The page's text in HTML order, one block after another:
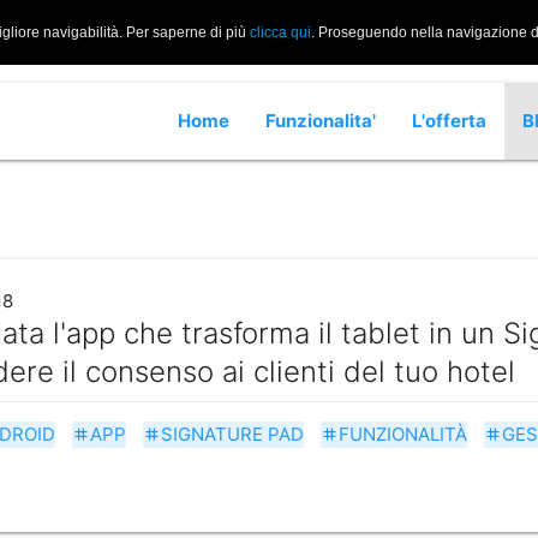
navigabilità. Per saperne di più clicca qui. Proseguendo nella navigazione
Home Funzionalita' L'offerta
l'app che trasforma il tablet in un
il consenso ai clienti del tuo hotel
tag
tag FUNZIONALITÀ
tag SIGNATURE PAD
tag APP